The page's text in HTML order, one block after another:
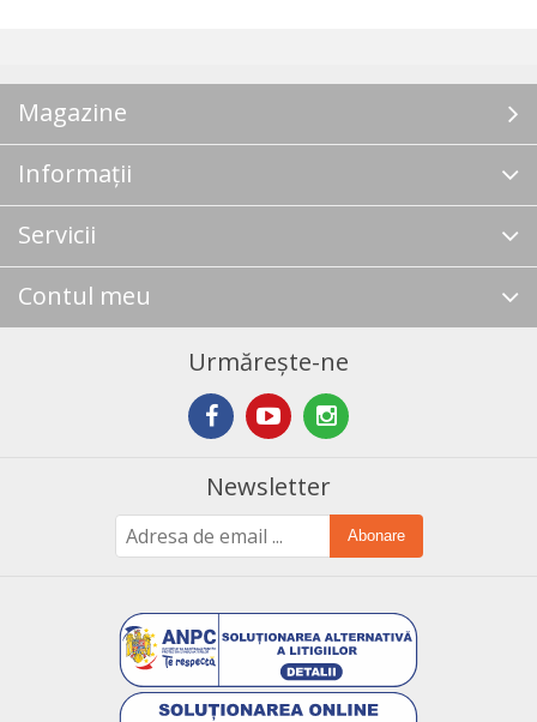
Magazine
Informații
Servicii
Contul meu
Urmărește-ne
Newsletter
Abonare